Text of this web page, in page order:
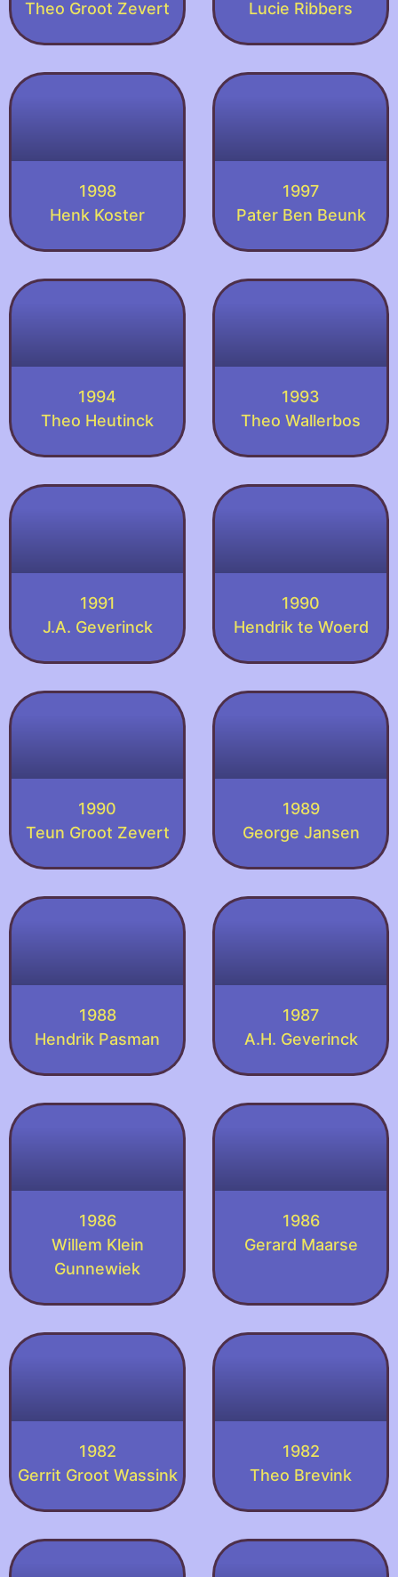
Theo Groot Zevert Lucie Ribbers
1998
Henk Koster
1997
Pater Ben Beunk
1994
Theo Heutinck
1993
Theo Wallerbos
1991
J.A. Geverinck
1990
Hendrik te Woerd
1990
Teun Groot Zevert
1989
George Jansen
1988
Hendrik Pasman
1987
A.H. Geverinck
1986
Willem Klein
Gunnewiek
1986
Gerard Maarse
1982
Gerrit Groot Wassink
1982
Theo Brevink